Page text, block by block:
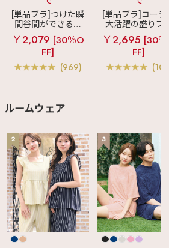
[単品ブラ]つけた瞬
間谷間ができるシ
ームレスブラ
超
盛ブラ(R) シームレ
ス 単品ブラジャー
￥2,079 [30％O
FF]
(969)
[単品ブラ]コーデ
大活躍の盛りブ
ショートレン
ス ブラトップ 超
ブラ(R) 単品ブ
ャー
￥2,695 [30
FF]
ルームウェア
2 3